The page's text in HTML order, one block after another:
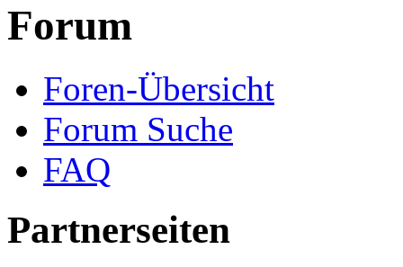
Forum
Foren-Übersicht
Forum Suche
FAQ
Partnerseiten